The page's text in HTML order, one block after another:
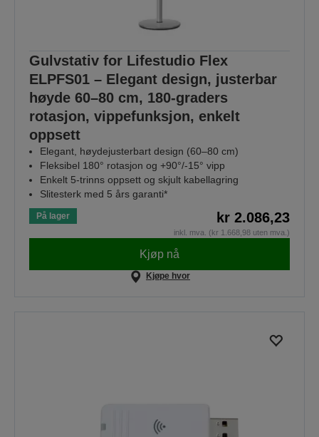
Gulvstativ for Lifestudio Flex
ELPFS01 – Elegant design, justerbar
høyde 60–80 cm, 180-graders
rotasjon, vippefunksjon, enkelt
oppsett
Elegant, høydejusterbart design (60–80 cm)
Fleksibel 180° rotasjon og +90°/-15° vipp
Enkelt 5-trinns oppsett og skjult kabellagring
Slitesterk med 5 års garanti*
På lager kr 2.086,23
inkl. mva. (kr 1.668,98 uten mva.)
Kjøp nå
Kjøpe hvor